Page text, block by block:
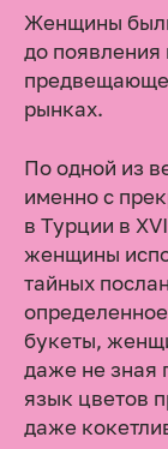
Женщины
до появления
рынках.
По одной из
именно с
в Турции в
женщины
тайных
букеты,
даже не зная
язык цветов
даже